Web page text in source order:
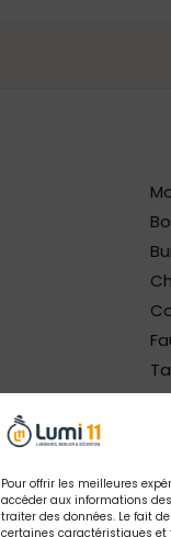
Pour offrir les meilleures
accéder aux informations
traiter des données. Le fait
certaines caractéristiques et